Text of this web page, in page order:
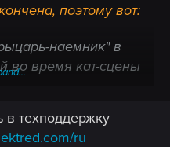
поэтому вот:
наемник" в
во время кат-сцены
точках.
в техподдержку
ru